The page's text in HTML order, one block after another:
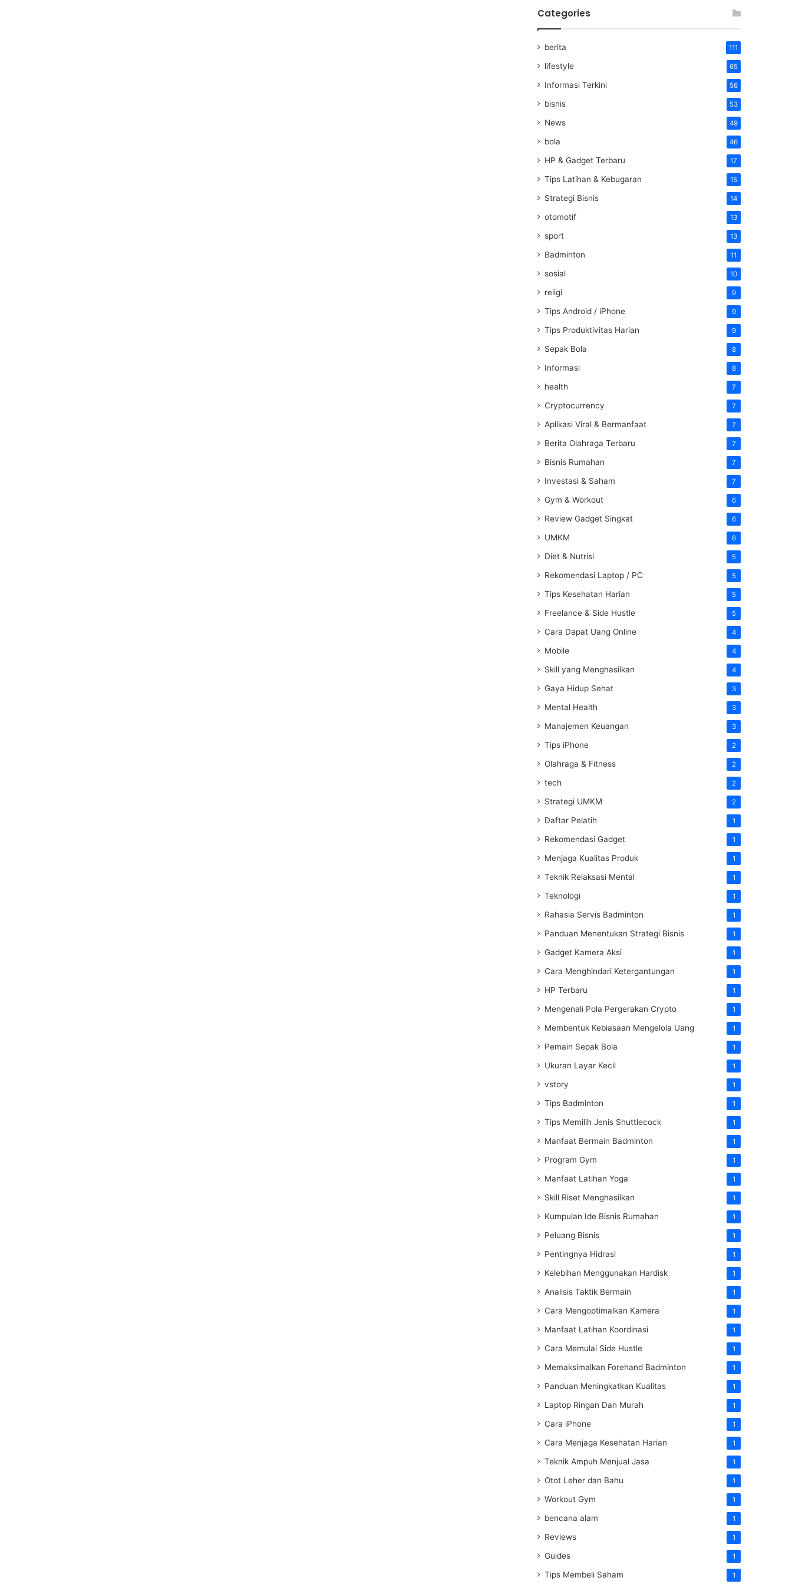
Categories
berita 111
lifestyle 65
Informasi Terkini 56
bisnis 53
News 49
bola 46
HP & Gadget Terbaru 17
Tips Latihan & Kebugaran 15
Strategi Bisnis 14
otomotif 13
sport 13
Badminton 11
sosial 10
religi 9
Tips Android / iPhone 9
Tips Produktivitas Harian 9
Sepak Bola 8
Informasi 8
health 7
Cryptocurrency 7
Aplikasi Viral & Bermanfaat 7
Berita Olahraga Terbaru 7
Bisnis Rumahan 7
Investasi & Saham 7
Gym & Workout 6
Review Gadget Singkat 6
UMKM 6
Diet & Nutrisi 5
Rekomendasi Laptop / PC 5
Tips Kesehatan Harian 5
Freelance & Side Hustle 5
Cara Dapat Uang Online 4
Mobile 4
Skill yang Menghasilkan 4
Gaya Hidup Sehat 3
Mental Health 3
Manajemen Keuangan 3
Tips iPhone 2
Olahraga & Fitness 2
tech 2
Strategi UMKM 2
Daftar Pelatih 1
Rekomendasi Gadget 1
Menjaga Kualitas Produk 1
Teknik Relaksasi Mental 1
Teknologi 1
Rahasia Servis Badminton 1
Panduan Menentukan Strategi Bisnis 1
Gadget Kamera Aksi 1
Cara Menghindari Ketergantungan 1
HP Terbaru 1
Mengenali Pola Pergerakan Crypto 1
Membentuk Kebiasaan Mengelola Uang 1
Pemain Sepak Bola 1
Ukuran Layar Kecil 1
vstory 1
Tips Badminton 1
Tips Memilih Jenis Shuttlecock 1
Manfaat Bermain Badminton 1
Program Gym 1
Manfaat Latihan Yoga 1
Skill Riset Menghasilkan 1
Kumpulan Ide Bisnis Rumahan 1
Peluang Bisnis 1
Pentingnya Hidrasi 1
Kelebihan Menggunakan Hardisk 1
Analisis Taktik Bermain 1
Cara Mengoptimalkan Kamera 1
Manfaat Latihan Koordinasi 1
Cara Memulai Side Hustle 1
Memaksimalkan Forehand Badminton 1
Panduan Meningkatkan Kualitas 1
Laptop Ringan Dan Murah 1
Cara iPhone 1
Cara Menjaga Kesehatan Harian 1
Teknik Ampuh Menjual Jasa 1
Otot Leher dan Bahu 1
Workout Gym 1
bencana alam 1
Reviews 1
Guides 1
Tips Membeli Saham 1